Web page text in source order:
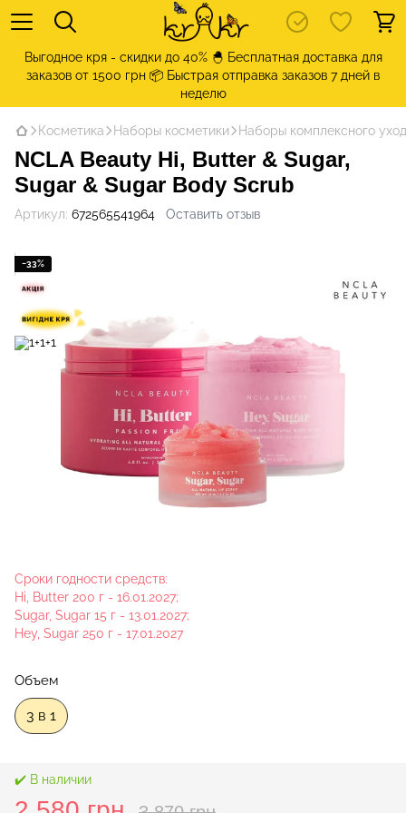
Выгодное кря - скидки до 40% 🐣 Бесплатная доставка для
заказов от 1500 грн 📦 Быстрая отправка заказов 7 дней в
неделю
Косметика Наборы косметики Наборы комплексного
NCLA Beauty Hi, Butter & Sugar,
Sugar & Sugar Body Scrub
Артикул: 672565541964 Оставить отзыв
−33%
Сроки годности средств:
Hi, Butter 200 г - 16.01.2027;
Sugar, Sugar 15 г - 13.01.2027;
Hey, Sugar 250 г - 17.01.2027
Объем
3 в 1
✔️ В наличии